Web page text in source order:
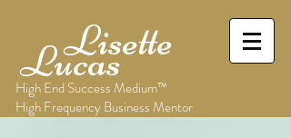
Lisette
Lucas
High End Success Medium™
High Frequency Business Mentor